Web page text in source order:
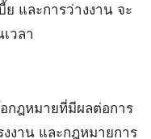
ย และการว่างงาน จะ
วลา
กฎหมายที่มีผลต่อการ
งาน และกฎหมายการ